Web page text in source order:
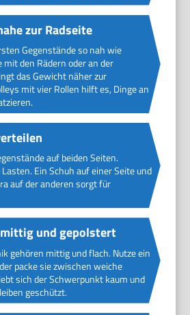
zur Radseite
Gegenstände so nah wie
mit den Rädern oder an der
das Gewicht näher zur
mit vier Rollen hilft es, Dinge an
auf beiden Seiten.
Ein Schuh auf einer Seite und
auf der anderen sorgt für
und gepolstert
gehören mittig und flach. Nutze ein
packe sie zwischen weiche
sich der Schwerpunkt kaum und
geschützt.